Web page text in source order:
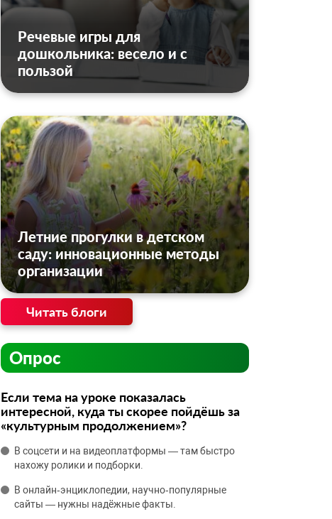
Речевые игры для
дошкольника: весело и с
пользой
Летние прогулки в детском
саду: инновационные методы
организации
Читать блоги
Опрос
Если тема на уроке показалась
интересной, куда ты скорее пойдёшь за
«культурным продолжением»?
В соцсети и на видеоплатформы — там быстро
нахожу ролики и подборки.
В онлайн‑энциклопедии, научно‑популярные
сайты — нужны надёжные факты.